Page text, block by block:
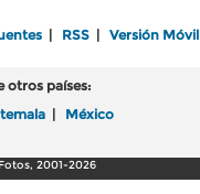
RSS Versión Móvil
otros países:
México
2001-2026